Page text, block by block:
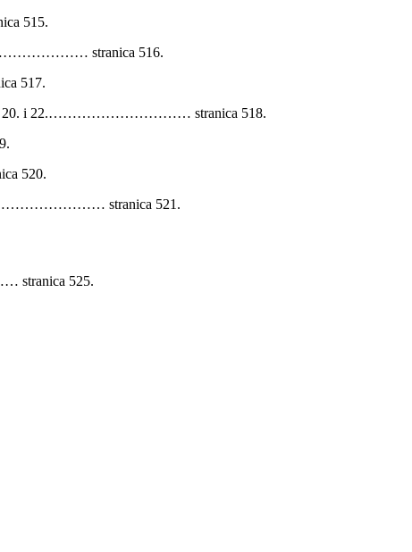
515.
stranica 516.
517.
20. i 22.………………………… stranica 518.
520.
stranica 521.
stranica 525.